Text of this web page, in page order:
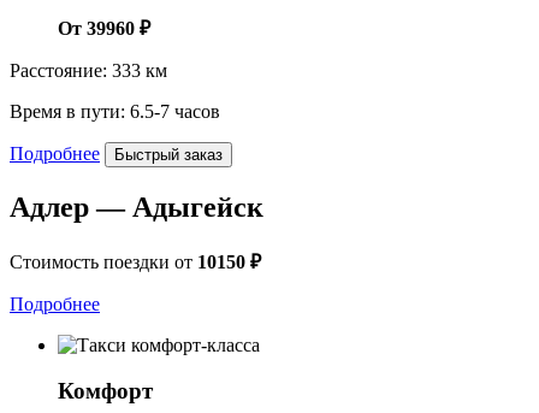
От 39960 ₽
Расстояние: 333 км
Время в пути: 6.5-7 часов
Подробнее Быстрый заказ
Адлер — Адыгейск
Стоимость поездки от 10150 ₽
Подробнее
Комфорт